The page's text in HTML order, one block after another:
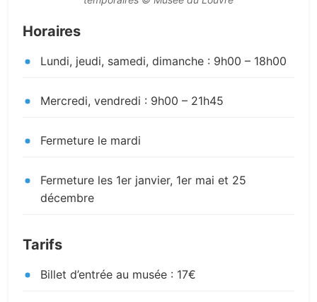
Horaires
Lundi, jeudi, samedi, dimanche : 9h00 – 18h00
Mercredi, vendredi : 9h00 – 21h45
Fermeture le mardi
Fermeture les 1er janvier, 1er mai et 25
décembre
Tarifs
Billet d’entrée au musée : 17€